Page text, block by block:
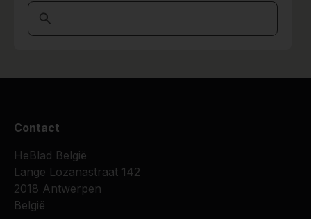
Contact
HeBlad België
Lange Lozanastraat 142
2018 Antwerpen
België